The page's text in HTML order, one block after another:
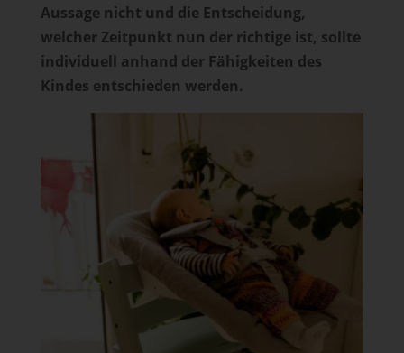
Aussage nicht und die Entscheidung,
welcher Zeitpunkt nun der richtige ist, sollte
individuell anhand der Fähigkeiten des
Kindes entschieden werden.